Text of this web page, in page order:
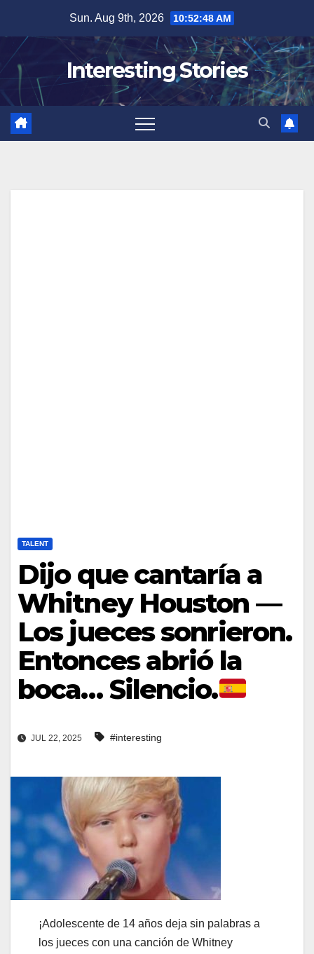
content
Sun. Aug 9th, 2026 10:52:49 AM
Interesting Stories
TALENT
Dijo que cantaría a
Whitney Houston —
Los jueces sonrieron.
Entonces abrió la
boca… Silencio.
JUL 22, 2025 #interesting
¡Adolescente de 14 años deja sin palabras a
los jueces con una canción de Whitney